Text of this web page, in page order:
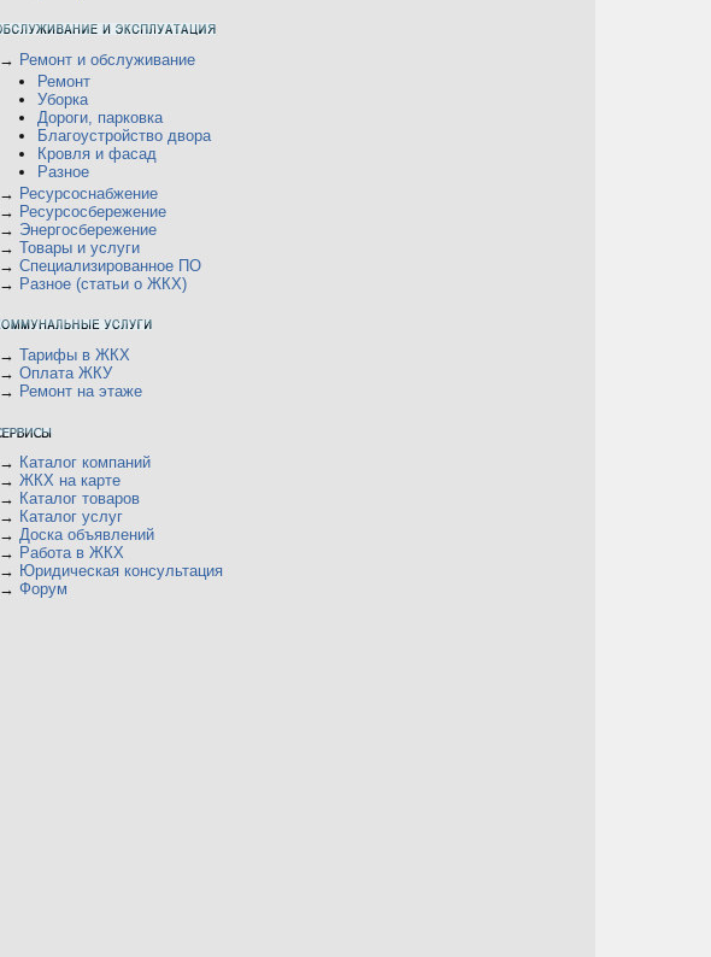
→ Ремонт и обслуживание
Ремонт
Уборка
Дороги, парковка
Благоустройство двора
Кровля и фасад
Разное
→ Ресурсоснабжение
→ Ресурсосбережение
→ Энергосбережение
→ Товары и услуги
→ Специализированное ПО
→ Разное (статьи о ЖКХ)
→ Тарифы в ЖКХ
→ Оплата ЖКУ
→ Ремонт на этаже
→ Каталог компаний
→ ЖКХ на карте
→ Каталог товаров
→ Каталог услуг
→ Доска объявлений
→ Работа в ЖКХ
→ Юридическая консультация
→ Форум